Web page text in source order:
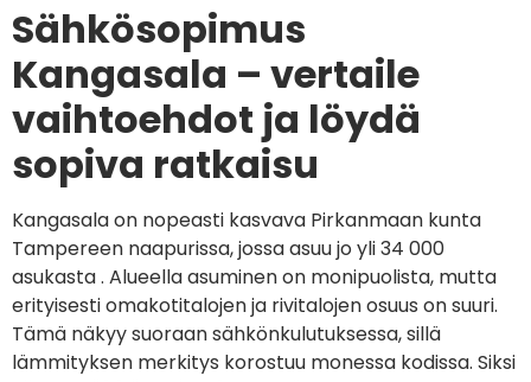
Sähkösopimus
Kangasala – vertaile
vaihtoehdot ja löydä
sopiva ratkaisu
Kangasala on nopeasti kasvava Pirkanmaan kunta
Tampereen naapurissa, jossa asuu jo yli 34 000
asukasta . Alueella asuminen on monipuolista, mutta
erityisesti omakotitalojen ja rivitalojen osuus on suuri.
Tämä näkyy suoraan sähkönkulutuksessa, sillä
lämmityksen merkitys korostuu monessa kodissa. Siksi